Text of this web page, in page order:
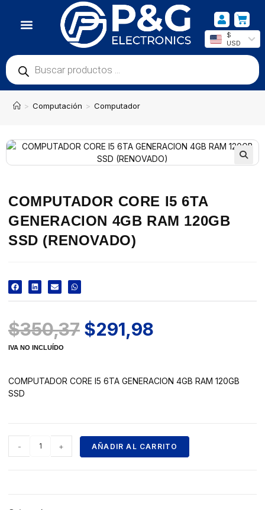
$
USD
> Computación > Computador
COMPUTADOR CORE I5 6TA
GENERACION 4GB RAM 120GB
SSD (RENOVADO)
$350,37 $291,98
IVA NO INCLUÍDO
COMPUTADOR CORE I5 6TA GENERACION 4GB RAM 120GB
SSD
- + AÑADIR AL CARRITO